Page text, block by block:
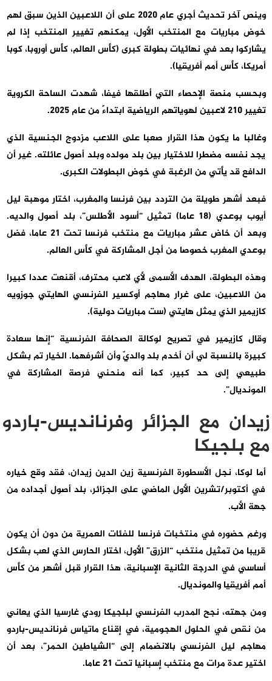
وينص آخر تحديث أجري عام 2020 على أن اللاعبين الذين سبق لهم
خوض مباريات مع المنتخب الأول، يمكنهم تغيير المنتخب إذا لم
يشاركوا بعد في نهائيات بطولة كبرى (كأس العالم، كأس أوروبا، كوبا
أمريكا، كأس أمم أفريقيا).
وبحسب منصة الإحصاء التي أطلقها فيفا، شهدت الساحة الكروية
تغيير 210 لاعبين لهوياتهم الرياضية ابتداءً من عام 2025.
وغالبا ما يكون هذا القرار صعبا على اللاعب مزدوج الجنسية الذي
يجد نفسه مضطرا للاختيار بين بلد مولده وبلد أصول عائلته. غير أن
الدافع قد يأتي من الرغبة في خوض البطولات الكبرى.
فبعد أشهر طويلة من التردد بين فرنسا والمغرب، اختار موهبة ليل
أيوب بوعدي (18 عاما) تمثيل “أسود الأطلس”، بلد أصول والديه.
وبعد أن خاض عشر مباريات مع منتخب فرنسا تحت 21 عاما، فضل
بوعدي المغرب خصوصا من أجل المشاركة في كأس العالم.
وهذه البطولة، الهدف الأسمى لأي لاعب محترف، أقنعت عددا كبيرا
من اللاعبين، على غرار مهاجم أوكسير الفرنسي الهايتي جوزويه
كازيمير الذي يمثل هايتي (ست مباريات دولية).
وقال كازيمير في تصريح لوكالة الصحافة الفرنسية “إنها سعادة
كبيرة بالنسبة لي أن أخدم بلد والديّ وأن أشرفهما. الخيار تم بشكل
طبيعي إلى حد كبير، كما أنه منحني فرصة المشاركة في
المونديال”.
زيدان مع الجزائر وفرنانديس-باردو
مع بلجيكا
أما لوكا، نجل الأسطورة الفرنسية زين الدين زيدان، فقد وقع خياره
في أكتوبر/تشرين الأول الماضي على الجزائر، بلد أصول أجداده من
جهة الأب.
ورغم حضوره في منتخبات فرنسا للفئات العمرية من دون أن يكون
قريبا من تمثيل منتخب “الزرق” الأول، اختار الحارس الذي لعب بشكل
أساسي في الدرجة الثانية الإسبانية، هذا القرار قبل أشهر من كأس
أمم أفريقيا والمونديال.
ومن جهته، نجح المدرب الفرنسي لبلجيكا رودي غارسيا الذي يعاني
من نقص في الحلول الهجومية، في إقناع ماتياس فرنانديس-باردو
مهاجم ليل الفرنسي بالانضمام إلى “الشياطين الحمر”، بعد أن
اختير عدة مرات مع منتخب إسبانيا تحت 21 عاما.